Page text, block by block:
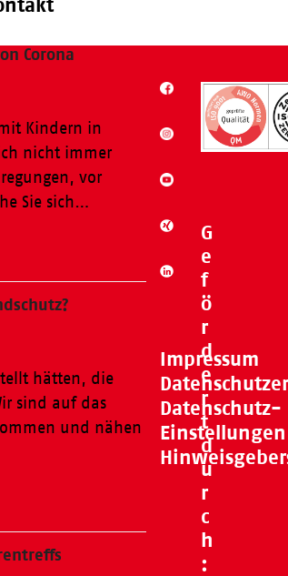
Corona
Kindern in
nicht immer
vor
Sie sich…
hätten, die
sind auf das
und nähen
Impressum
Datenschutz-
Einstellungen
G
e
f
ö
r
d
e
r
t
d
u
r
c
h
: